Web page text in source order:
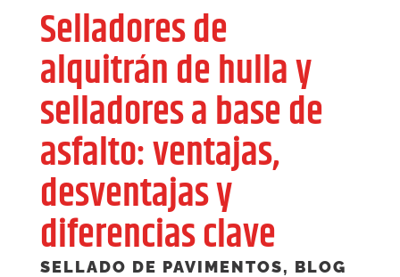
Selladores de
alquitrán de hulla y
selladores a base de
asfalto: ventajas,
desventajas y
diferencias clave
SELLADO DE PAVIMENTOS, BLOG